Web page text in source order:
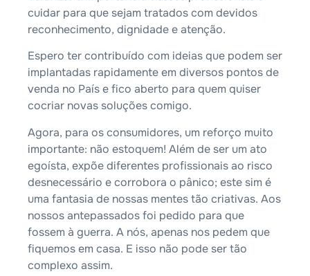
cuidar para que sejam tratados com devidos
reconhecimento, dignidade e atenção.
Espero ter contribuído com ideias que podem ser
implantadas rapidamente em diversos pontos de
venda no País e fico aberto para quem quiser
cocriar novas soluções comigo.
Agora, para os consumidores, um reforço muito
importante: não estoquem! Além de ser um ato
egoísta, expõe diferentes profissionais ao risco
desnecessário e corrobora o pânico; este sim é
uma fantasia de nossas mentes tão criativas. Aos
nossos antepassados foi pedido para que
fossem à guerra. A nós, apenas nos pedem que
fiquemos em casa. E isso não pode ser tão
complexo assim.